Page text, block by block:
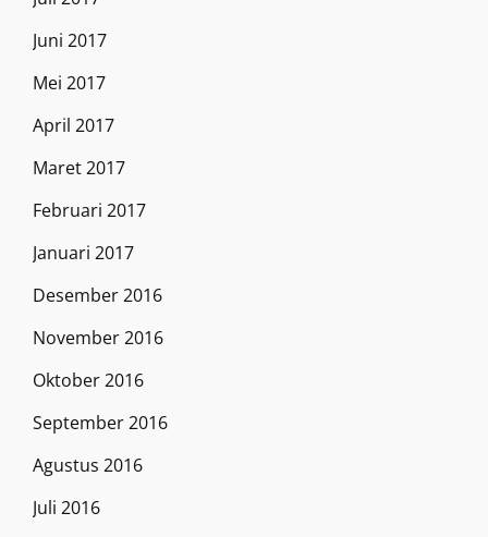
Juni 2017
Mei 2017
April 2017
Maret 2017
Februari 2017
Januari 2017
Desember 2016
November 2016
Oktober 2016
September 2016
Agustus 2016
Juli 2016